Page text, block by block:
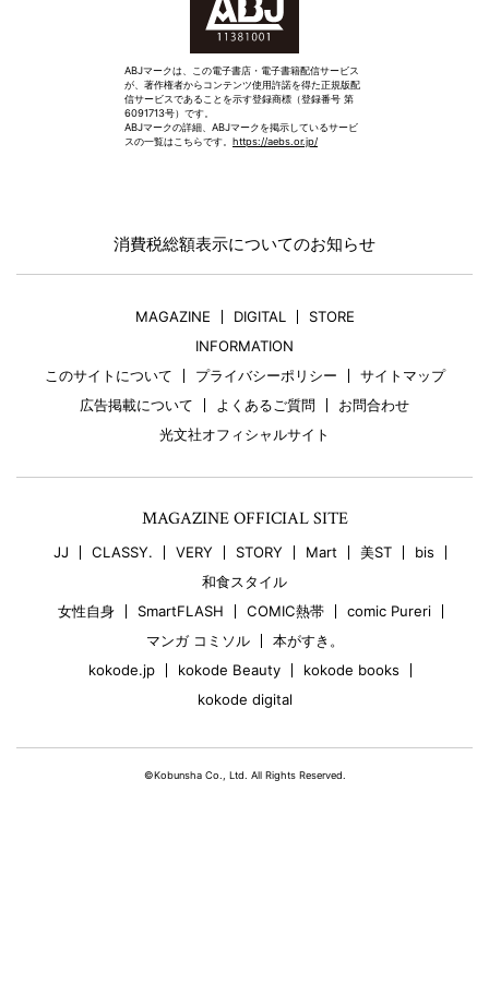
ABJマークは、この電子書店・電子書籍配信サービス
が、著作権者からコンテンツ使用許諾を得た正規版配
信サービスであることを示す登録商標（登録番号 第
6091713号）です。
ABJマークの詳細、ABJマークを掲示しているサービ
スの一覧はこちらです。 https://aebs.or.jp/
消費税総額表示についてのお知らせ
MAGAZINE DIGITAL
STORE
INFORMATION
このサイトについて
プライバシーポリシー
サイトマップ
広告掲載について
よくあるご質問
お問合わせ
光文社オフィシャルサイト
MAGAZINE OFFICIAL SITE
JJ CLASSY. VERY STORY Mart 美ST
bis
和食スタイル
女性自身
SmartFLASH COMIC熱帯
comic Pureri
マンガ コミソル
本がすき。
kokode.jp
kokode Beauty
kokode books
kokode digital
©Kobunsha Co., Ltd. All Rights Reserved.